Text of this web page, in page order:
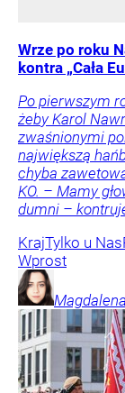
Wrze po roku
kontra „Cała
Po pierwszym
żeby Karol
zwaśnionymi
największą
chyba
KO. – Mamy
dumni –
KrajTylko u Nas
Wprost
Magdalena